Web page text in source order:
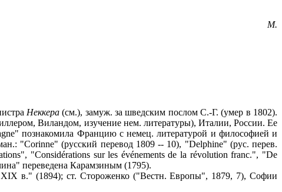
М.
Неккера(см.), замуж. за шведским послом С.-Г. (умер в 1802).
Виландом, изучение нем. литературы), Италии, России. Ее
познакомила Францию с немец. литературой и философией и
"Corinne" (русский перевод 1809 -- 10), "Delphine" (рус. перев.
"Considérations sur les événements de la révolution franc.", "De
переведена Карамзиным (1795).
в." (1894); ст. Стороженко ("Вестн. Европы", 1879, 7), Софии